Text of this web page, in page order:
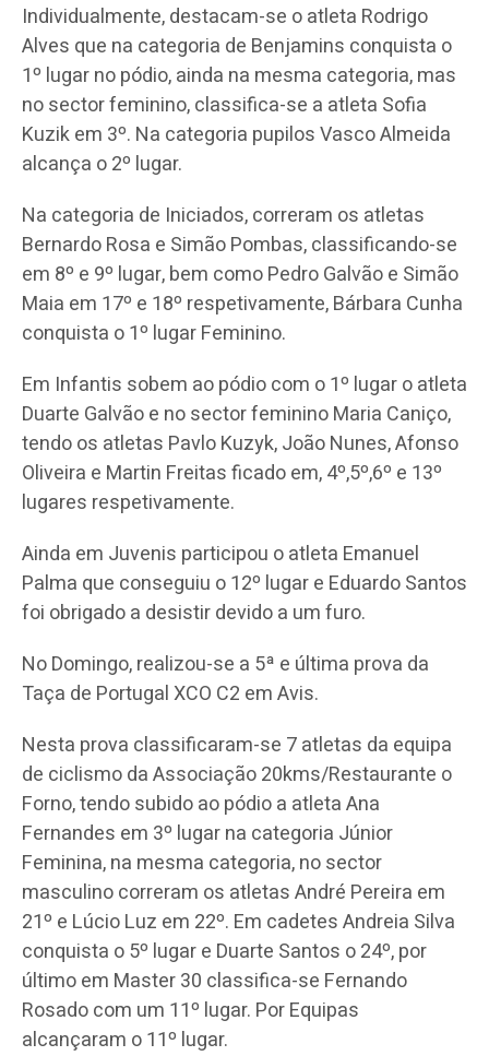
Individualmente, destacam-se o atleta Rodrigo
Alves que na categoria de Benjamins conquista o
1º lugar no pódio, ainda na mesma categoria, mas
no sector feminino, classifica-se a atleta Sofia
Kuzik em 3º. Na categoria pupilos Vasco Almeida
alcança o 2º lugar.
Na categoria de Iniciados, correram os atletas
Bernardo Rosa e Simão Pombas, classificando-se
em 8º e 9º lugar, bem como Pedro Galvão e Simão
Maia em 17º e 18º respetivamente, Bárbara Cunha
conquista o 1º lugar Feminino.
Em Infantis sobem ao pódio com o 1º lugar o atleta
Duarte Galvão e no sector feminino Maria Caniço,
tendo os atletas Pavlo Kuzyk, João Nunes, Afonso
Oliveira e Martin Freitas ficado em, 4º,5º,6º e 13º
lugares respetivamente.
Ainda em Juvenis participou o atleta Emanuel
Palma que conseguiu o 12º lugar e Eduardo Santos
foi obrigado a desistir devido a um furo.
No Domingo, realizou-se a 5ª e última prova da
Taça de Portugal XCO C2 em Avis.
Nesta prova classificaram-se 7 atletas da equipa
de ciclismo da Associação 20kms/Restaurante o
Forno, tendo subido ao pódio a atleta Ana
Fernandes em 3º lugar na categoria Júnior
Feminina, na mesma categoria, no sector
masculino correram os atletas André Pereira em
21º e Lúcio Luz em 22º. Em cadetes Andreia Silva
conquista o 5º lugar e Duarte Santos o 24º, por
último em Master 30 classifica-se Fernando
Rosado com um 11º lugar. Por Equipas
alcançaram o 11º lugar.